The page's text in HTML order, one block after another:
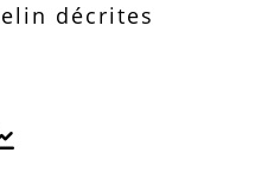
décrites